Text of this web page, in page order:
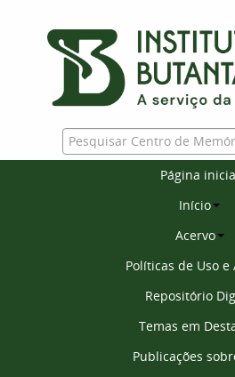
Página
Início
Acervo
Políticas de Uso e
Repositório
Temas em
Publicações